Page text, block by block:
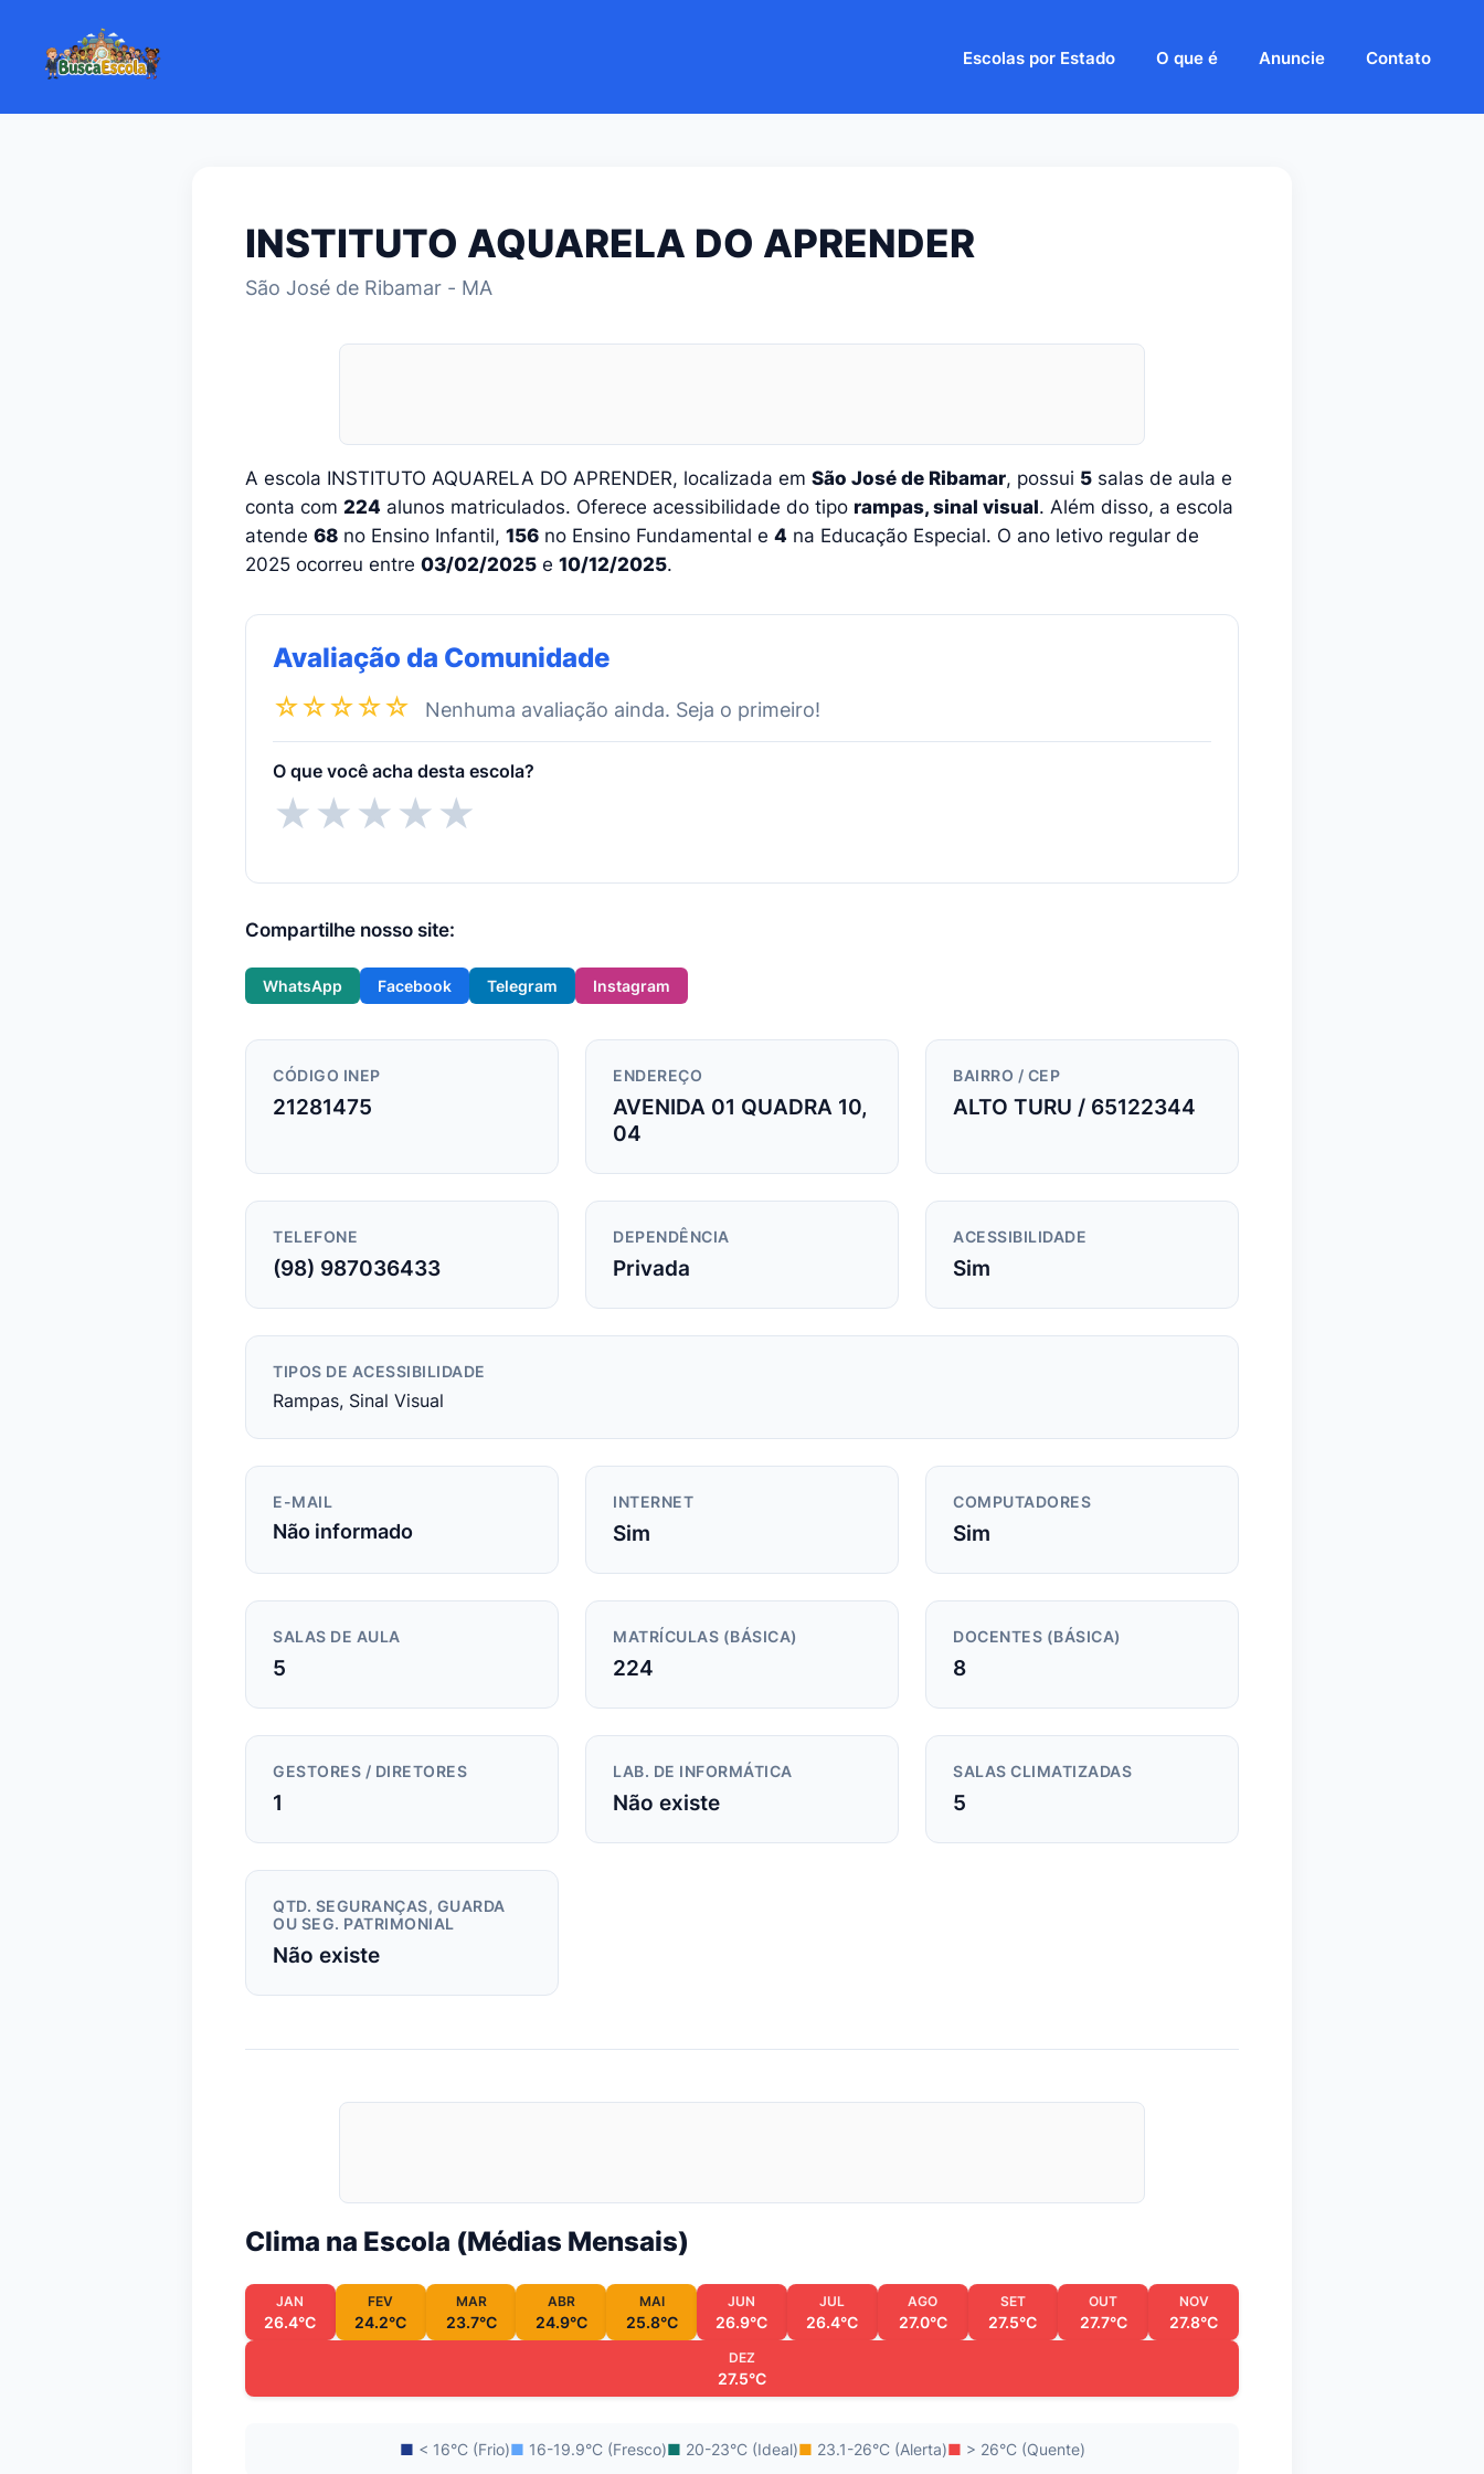
Escolas por Estado O que é Anuncie Contato
INSTITUTO AQUARELA DO APRENDER
São José de Ribamar - MA
A escola INSTITUTO AQUARELA DO APRENDER, localizada em São José de Ribamar, possui 5 salas de aula e
conta com 224 alunos matriculados. Oferece acessibilidade do tipo rampas, sinal visual. Além disso, a escola
atende 68 no Ensino Infantil, 156 no Ensino Fundamental e 4 na Educação Especial. O ano letivo regular de
2025 ocorreu entre 03/02/2025 e 10/12/2025.
Avaliação da Comunidade
☆☆☆☆☆
Nenhuma avaliação ainda. Seja o primeiro!
O que você acha desta escola?
★★★★★
Compartilhe nosso site:
WhatsApp Facebook Telegram Instagram
CÓDIGO INEP
21281475
ENDEREÇO
AVENIDA 01 QUADRA 10,
04
BAIRRO / CEP
ALTO TURU / 65122344
TELEFONE
(98) 987036433
DEPENDÊNCIA
Privada
ACESSIBILIDADE
Sim
TIPOS DE ACESSIBILIDADE
Rampas, Sinal Visual
E-MAIL
Não informado
INTERNET
Sim
COMPUTADORES
Sim
SALAS DE AULA
5
MATRÍCULAS (BÁSICA)
224
DOCENTES (BÁSICA)
8
GESTORES / DIRETORES
1
LAB. DE INFORMÁTICA
Não existe
SALAS CLIMATIZADAS
5
QTD. SEGURANÇAS, GUARDA
OU SEG. PATRIMONIAL
Não existe
Clima na Escola (Médias Mensais)
JAN
26.4°C
FEV
24.2°C
MAR
23.7°C
ABR
24.9°C
MAI
25.8°C
JUN
26.9°C
JUL
26.4°C
AGO
27.0°C
SET
27.5°C
OUT
27.7°C
NOV
27.8°C
DEZ
27.5°C
■ < 16°C (Frio)■ 16-19.9°C (Fresco)■ 20-23°C (Ideal)■ 23.1-26°C (Alerta)■ > 26°C (Quente)